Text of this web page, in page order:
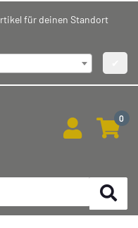
für deinen Standort
0